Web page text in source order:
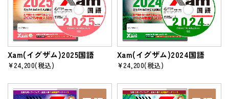
Xam(イグザム)2025国語
¥24,200(税込)
Xam(イグザム)2024国語
¥24,200(税込)